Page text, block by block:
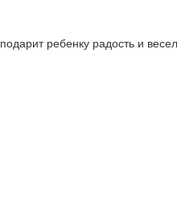
ребенку радость и